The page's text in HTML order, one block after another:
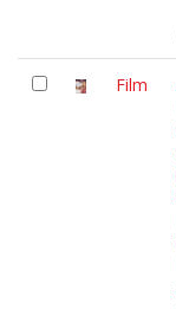
Film